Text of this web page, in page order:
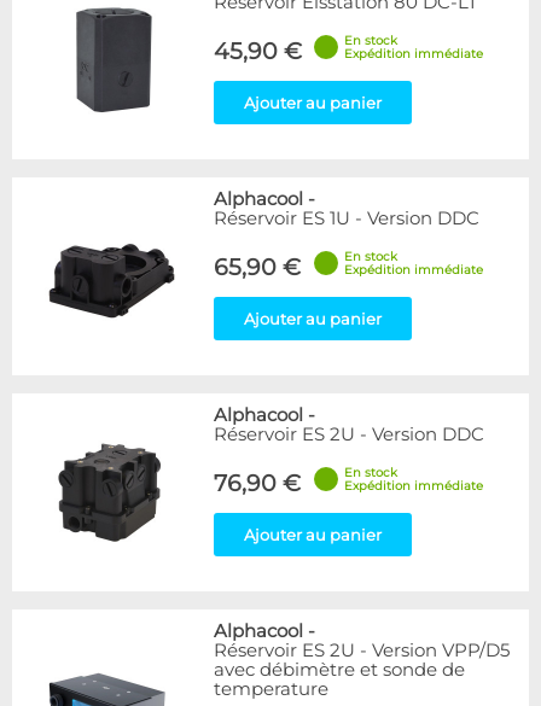
45,90 €
En stock
Expédition immédiate
Ajouter au panier
Alphacool -
Réservoir ES 1U - Version DDC
65,90 €
En stock
Expédition immédiate
Ajouter au panier
Alphacool -
Réservoir ES 2U - Version DDC
76,90 €
En stock
Expédition immédiate
Ajouter au panier
Alphacool -
Réservoir ES 2U - Version VPP/D5
avec débimètre et sonde de
temperature